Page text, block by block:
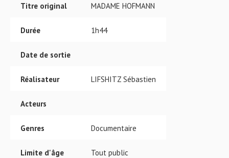
Titre original MADAME HOFMANN
Durée 1h44
Date de sortie
Réalisateur LIFSHITZ Sébastien
Acteurs
Genres Documentaire
Limite d'âge Tout public